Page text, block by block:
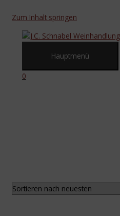
Zum Inhalt springen
Hauptmenü
0